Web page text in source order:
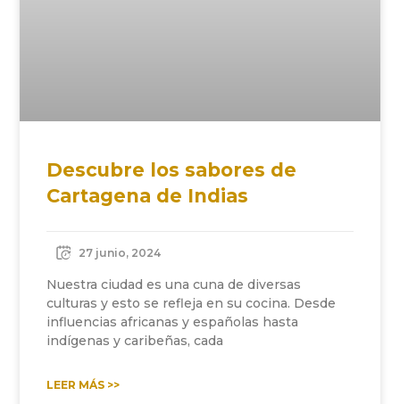
Descubre los sabores de
Cartagena de Indias
27 junio, 2024
Nuestra ciudad es una cuna de diversas
culturas y esto se refleja en su cocina. Desde
influencias africanas y españolas hasta
indígenas y caribeñas, cada
LEER MÁS >>